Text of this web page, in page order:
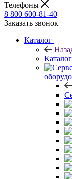
Телефоны
8 800 600-81-40
Заказать звонок
Каталог
Каталог